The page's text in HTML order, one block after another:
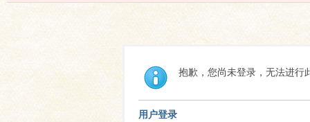
抱歉，您尚未登录，无法进行
用户登录